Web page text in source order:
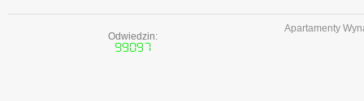
Odwiedzin:
Apartamenty